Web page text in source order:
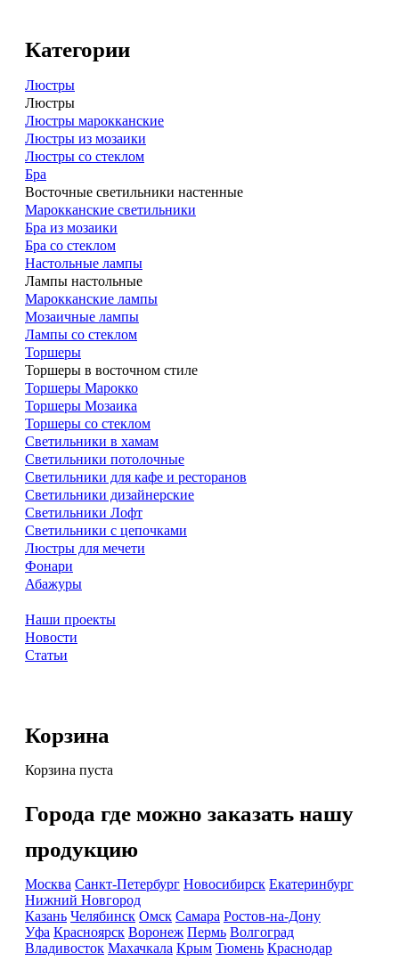
Категории
Люстры
Люстры
Люстры марокканские
Люстры из мозаики
Люстры со стеклом
Бра
Восточные светильники настенные
Марокканские светильники
Бра из мозаики
Бра со стеклом
Настольные лампы
Лампы настольные
Марокканские лампы
Мозаичные лампы
Лампы со стеклом
Торшеры
Торшеры в восточном стиле
Торшеры Марокко
Торшеры Мозаика
Торшеры со стеклом
Светильники в хамам
Светильники потолочные
Светильники для кафе и ресторанов
Светильники дизайнерские
Светильники Лофт
Светильники с цепочками
Люстры для мечети
Фонари
Абажуры
Наши проекты
Новости
Статьи
Корзина
Корзина пуста
Города где можно заказать нашу
продукцию
Москва Санкт-Петербург Новосибирск Екатеринбург
Нижний Новгород
Казань Челябинск Омск Самара Ростов-на-Дону
Уфа Красноярск Воронеж Пермь Волгоград
Владивосток Махачкала Крым Тюмень Краснодар